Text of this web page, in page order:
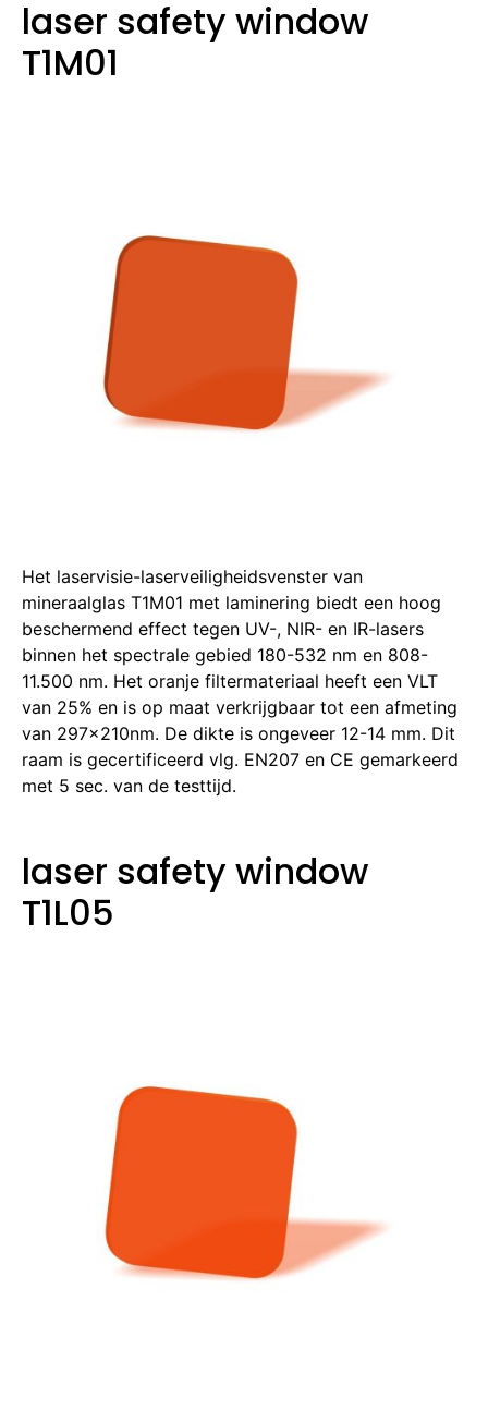
laser safety window
T1M01
Het laservisie-laserveiligheidsvenster van
mineraalglas T1M01 met laminering biedt een hoog
beschermend effect tegen UV-, NIR- en IR-lasers
binnen het spectrale gebied 180-532 nm en 808-
11.500 nm. Het oranje filtermateriaal heeft een VLT
van 25% en is op maat verkrijgbaar tot een afmeting
van 297x210nm. De dikte is ongeveer 12-14 mm. Dit
raam is gecertificeerd vlg. EN207 en CE gemarkeerd
met 5 sec. van de testtijd.
laser safety window
T1L05